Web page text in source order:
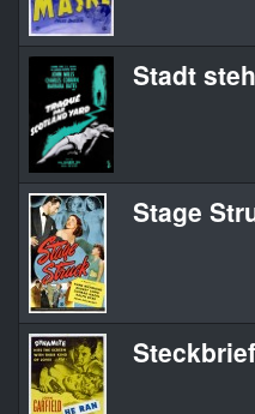
Stadt
Stage